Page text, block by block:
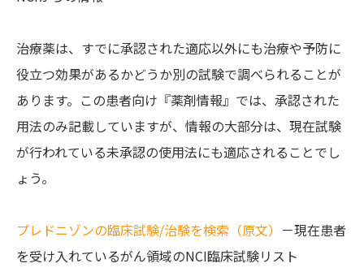
治療薬は、すでに承認された適応以外にも治療や予防に
役立つ効果があるかどうか別の試験で調べられることが
あります。この患者向け『薬剤情報』では、承認された
用法のみ記載していますが、情報の大部分は、現在試験
が行われている未承認の使用法にも適応されることでし
ょう。
プレドニゾンの臨床試験/治験を検索（原文） －現在患者
を受け入れているがん領域のNCI臨床試験リスト